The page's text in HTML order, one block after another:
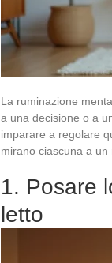
La ruminazione
a una decisione o a
imparare a regolare
mirano ciascuna a un
1. Posare
letto